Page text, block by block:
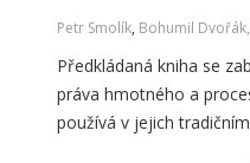
Petr Smolík, Bohumil Dvořák,
Předkládaná kniha se
práva hmotného a
používá v jejich